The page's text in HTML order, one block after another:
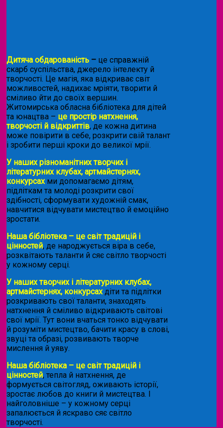
Дитяча обдарованість – це справжній
скарб суспільства, джерело інтелекту й
творчості. Це магія, яка відкриває світ
можливостей, надихає мріяти, творити й
сміливо йти до своїх вершин.
Житомирська обласна бібліотека для дітей
та юнацтва – це простір натхнення,
творчості й відкриттів, де кожна дитина
може повірити в себе, розкрити свій талант
і зробити перші кроки до великої мрії.
У наших різноманітних творчих і
літературних клубах, артмайстернях,
конкурсахми допомагаємо дітям,
підліткам та молоді розкрити свої
здібності, сформувати художній смак,
навчитися відчувати мистецтво й емоційно
зростати.
Наша бібліотека – це світ традицій і
цінностей, де народжується віра в себе,
розквітають таланти й сяє світло творчості
у кожному серці.
У наших творчих і літературних клубах,
артмайстернях, конкурсахдіти та підлітки
розкривають свої таланти, знаходять
натхнення й сміливо відкривають світові
свої мрії. Тут вони вчаться тонко відчувати
й розуміти мистецтво, бачити красу в слові,
звуці та образі, розвивають творче
мислення й уяву.
Наша бібліотека – це світ традицій і
цінностей, тепла й натхнення, де
формується світогляд, оживають історії,
зростає любов до книги й мистецтва. І
найголовніше – у кожному серці
запалюється й яскраво сяє світло
творчості.